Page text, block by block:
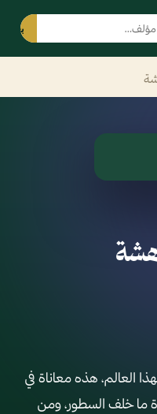
بحث
العالم، هذه معاناة في
ما خلف السطور، ومن